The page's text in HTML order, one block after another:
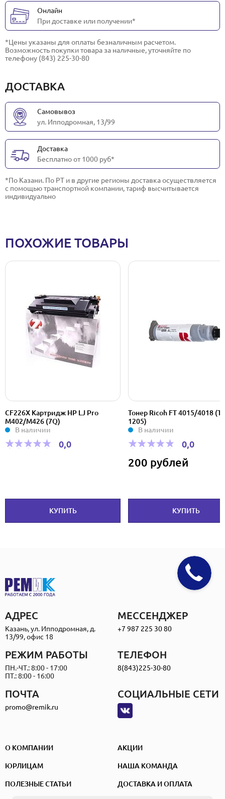
Онлайн
При доставке или получении*
*Цены указаны для оплаты безналичным расчетом.
Возможность покупки товара за наличные, уточняйте по
телефону (843) 225-30-80
ДОСТАВКА
Самовывоз
ул. Ипподромная, 13/99
Доставка
Бесплатно от 1000 руб*
*По Казани. По РТ и в другие регионы доставка осуществляется
с помощью транспортной компании, тариф высчитывается
индивидуально
ПОХОЖИЕ ТОВАРЫ
CF226X Картридж HP LJ Pro
M402/M426 (7Q)
В наличии
0,0
КУПИТЬ
Тонер Ricoh FT 4015/4018
1205)
В наличии
0,0
200 рублей
КУПИТЬ
АДРЕС
Казань, ул. Ипподромная, д.
13/99, офис 18
МЕССЕНДЖЕР
+7 987 225 30 80
ПОЧТА
promo@remik.ru
РЕЖИМ РАБОТЫ
ПН.-ЧТ.: 8:00 - 17:00
ПТ.: 8:00 - 16:00
ТЕЛЕФОН
8(843)225-30-80
СОЦИАЛЬНЫЕ СЕТИ
О КОМПАНИИ АКЦИИ
ЮРЛИЦАМ НАША КОМАНДА
ПОЛЕЗНЫЕ СТАТЬИ ДОСТАВКА И ОПЛАТА